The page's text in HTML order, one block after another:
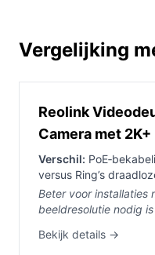
Vergelijking
Reolink
Camera met
Verschil:
versus Ring’s
Beter voor installaties
beeldresolutie nodig is
Bekijk details →